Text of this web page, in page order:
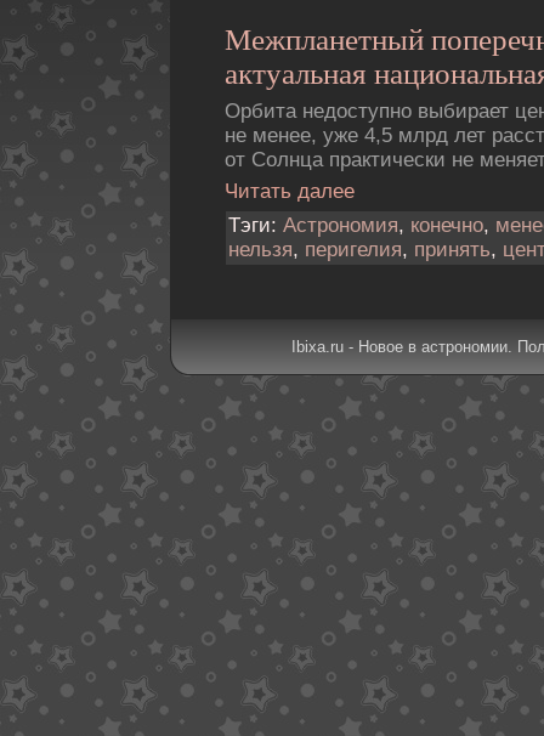
Межпланетный
актуальная
Орбита недоступно выбирает
не менее, уже 4,5 млрд лет
от Солнца практически не
Читать далее
Тэги: Астрономия, конечно,
нельзя, перигелия, принять,
Ibixa.ru - Новое в астрономии.